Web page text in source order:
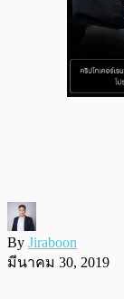
By Jiraboon
มีนาคม 30, 2019